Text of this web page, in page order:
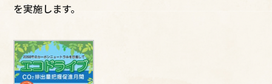
を実施します。